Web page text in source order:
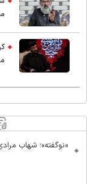
«نوگفته»؛ شهاب